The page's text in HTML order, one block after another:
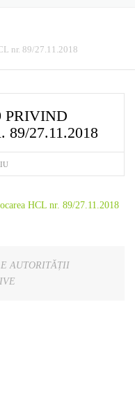
nr. 89/27.11.2018
PRIVIND
89/27.11.2018
HCL nr. 89/27.11.2018
AUTORITĂȚII